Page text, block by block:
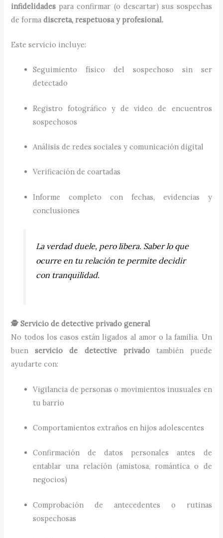
infidelidades para confirmar (o descartar) sus sospechas
de formadiscreta, respetuosa y profesional.
Este servicio incluye:
Seguimiento físico del sospechoso sin ser
detectado
Registro fotográfico y de video de encuentros
sospechosos
Análisis de redes sociales y comunicación digital
Verificación de coartadas
Informe completo con fechas, evidencias y
conclusiones
La verdad duele, pero libera. Saber lo que
ocurre en tu relación te permite decidir
con tranquilidad.
🕵️ Servicio de detective privado general
No todos los casos están ligados al amor o la familia. Un
buenservicio de detective privadotambién puede
ayudarte con:
Vigilancia de personas o movimientos inusuales en
tu barrio
Comportamientos extraños en hijos adolescentes
Confirmación de datos personales antes de
entablar una relación (amistosa, romántica o de
negocios)
Comprobación de antecedentes o rutinas
sospechosas